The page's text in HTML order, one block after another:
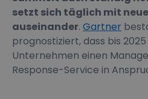
setzt sich täglich mit
auseinander. Gartner
prognostiziert, dass bis
Unternehmen einen
Response-Service in